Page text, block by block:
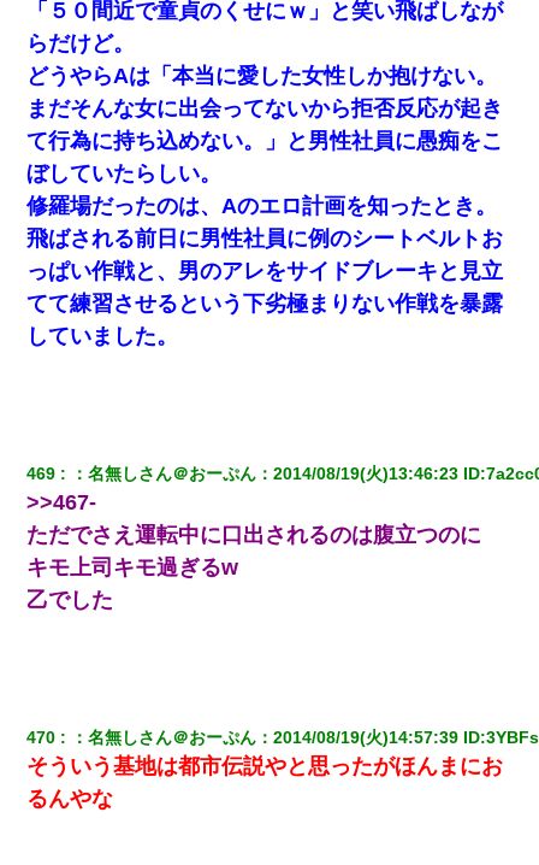
小2の頃、妹と昼寝してたら家が火事になってて気づくと逃
げ場がなかった。妹を抱き締めて「ﾀﾋんじゃうよ」って泣
いてたら…
ミスした新人(
)に冗談で「行為させてくれたら許してあ
げる」って言ったら・・・
【衝撃】ある工場に配属すると、女の人がみんな退職して
しまう。会社「仕事がハードだし田舎で娯楽も少ないから
キツイのか…」→ 実際は違った
私が遺産を相続。→それを知った義両親が「旅行代金を出
せ！」「リフォーム費用を負担しろ！」「金の管理は私達
がする！」と浅ましくも集りにきた。
「５０間近で童貞のくせにｗ」と笑い飛ばしなが
らだけど。
どうやらAは「本当に愛した女性しか抱けない。
まだそんな女に出会ってないから拒否反応が起き
て行為に持ち込めない。」と男性社員に愚痴をこ
ぼしていたらしい。
修羅場だったのは、Aのエロ計画を知ったとき。
飛ばされる前日に男性社員に例のシートベルトお
っぱい作戦と、男のアレをサイドブレーキと見立
てて練習させるという下劣極まりない作戦を暴露
していました。
469 ：名無しさん＠おーぷん ：2014/08/19(火)13:46:23 ID:
>>467-
ただでさえ運転中に口出されるのは腹立つのに
キモ上司キモ過ぎるw
乙でした
470 ：名無しさん＠おーぷん ：2014/08/19(火)14:57:39 ID:
そういう基地は都市伝説やと思ったがほんまにお
るんやな